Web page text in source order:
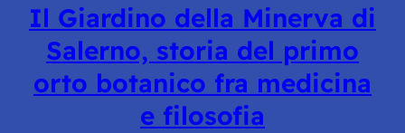
Il Giardino della Minerva di
Salerno, storia del primo
orto botanico fra medicina
e filosofia